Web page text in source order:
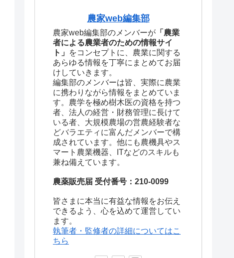
農家web編集部
農家web編集部のメンバーが 「農業
者による農業者のための情報サイ
ト」
をコンセプトに、農業に関する
あらゆる情報を丁寧にまとめてお届
けしていきます。
編集部のメンバーは皆、実際に農業
に携わりながら情報をまとめていま
す。農学を極め樹木医の資格を持つ
者、法人の経営・財務管理に長けて
いる者、大規模農場の営農経験者な
どバラエティに富んだメンバーで構
成されています。他にも農機具やス
マート農業機器、ITなどのスキルも
兼ね備えています。
農薬販売届 受付番号：210-0099
皆さまに本当に有益な情報をお伝え
できるよう、心を込めて運営してい
ます。
執筆者・監修者の詳細についてはこ
ちら